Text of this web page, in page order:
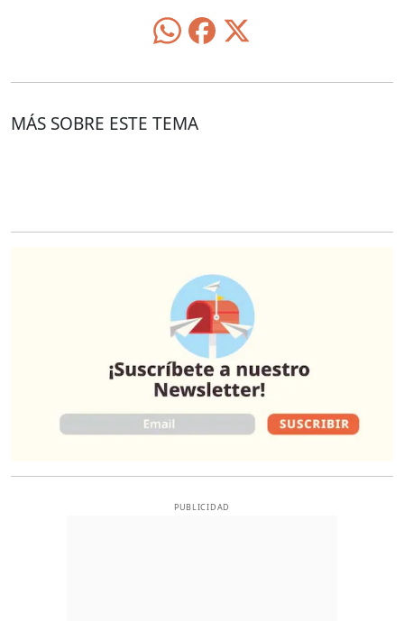
MÁS SOBRE ESTE TEMA
PUBLICIDAD